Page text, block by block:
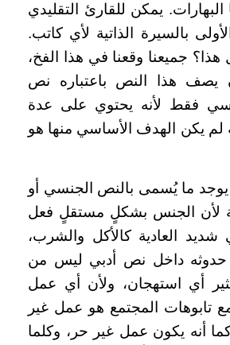
البهارات. يمكن للقارئ التقليدي
بالسيرة الذاتية لأي كاتب.
جميعنا وقعنا في هذا الفخ،
يصف هذا النص باعتباره نص
فقط لأنه يحتوي على عدة
يكن الهدف الأساسي منها هو
يوجد ما يُسمى بالنص الجنسي أو
لأن الجنس بشكلٍ مستقلٍ فعل
العادية كالأكل والشرب،
حدوثه داخل نص أدبي ليس من
أي استهجان، ولأن أي عمل
تابوهات المجتمع هو عمل غير
أنه يكون عمل غير حر، وكلما